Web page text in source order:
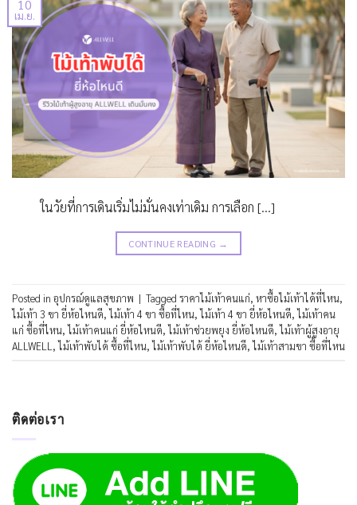
10
เม.ย.
ในวัยที่การเดินเริ่มไม่มั่นคงเท่าเดิม การเลือก […]
CONTINUE READING →
Posted in อุปกรณ์ดูแลสุขภาพ | Tagged ราคาไม้เท้าคนแก่, หาซื้อไม้เท้าได้ที่ไหน,
ไม้เท้า 3 ขา ยี่ห้อไหนดี, ไม้เท้า 4 ขา ซื้อที่ไหน, ไม้เท้า 4 ขา ยี่ห้อไหนดี, ไม้เท้าคน
แก่ ซื้อที่ไหน, ไม้เท้าคนแก่ ยี่ห้อไหนดี, ไม้เท้าช่วยพยุง ยี่ห้อไหนดี, ไม้เท้าผู้สูงอายุ
ALLWELL , ไม้เท้าพับได้ ซื้อที่ไหน, ไม้เท้าพับได้ ยี่ห้อไหนดี, ไม้เท้าสามขา ซื้อที่ไหน
ติดต่อเรา